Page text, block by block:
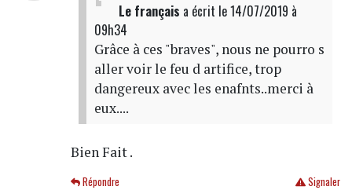
Le français a écrit le 14/07/2019 à
09h34
Grâce à ces "braves", nous ne pourro s
aller voir le feu d artifice, trop
dangereux avec les enafnts..merci à
eux....
Bien Fait .
Signaler
Répondre